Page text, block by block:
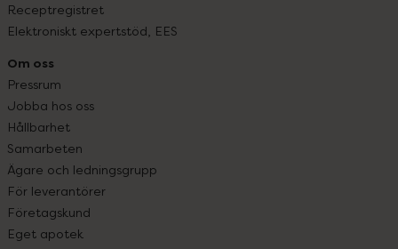
Receptregistret
Elektroniskt expertstöd, EES
Om oss
Pressrum
Jobba hos oss
Hållbarhet
Samarbeten
Ägare och ledningsgrupp
För leverantörer
Företagskund
Eget apotek